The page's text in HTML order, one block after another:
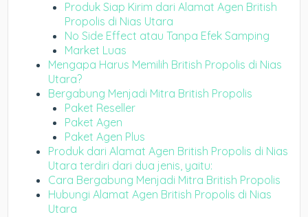
Produk Siap Kirim dari Alamat Agen British
Propolis di Nias Utara
No Side Effect atau Tanpa Efek Samping
Market Luas
Mengapa Harus Memilih British Propolis di Nias
Utara?
Bergabung Menjadi Mitra British Propolis
Paket Reseller
Paket Agen
Paket Agen Plus
Produk dari Alamat Agen British Propolis di Nias
Utara terdiri dari dua jenis, yaitu:
Cara Bergabung Menjadi Mitra British Propolis
Hubungi Alamat Agen British Propolis di Nias
Utara